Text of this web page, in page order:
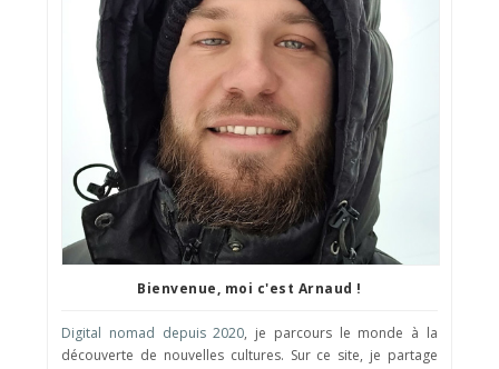
Bienvenue, moi c'est Arnaud !
Digital nomad depuis 2020, je parcours le monde à la
découverte de nouvelles cultures. Sur ce site, je partage